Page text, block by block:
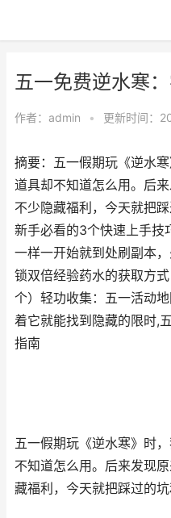
五一免费逆水寒
作者： admin • 更新时间：
摘要：五一假期玩《逆水
道具却不知道怎么用。后
不少隐藏福利，今天就把
新手必看的3个快速上手技
一样一开始就到处刷副本
锁双倍经验药水的获取方
个）轻功收集：五一活动
着它就能找到隐藏的限时,
指南
五一假期玩《逆水寒》时
不知道怎么用。后来发现
藏福利，今天就把踩过的坑